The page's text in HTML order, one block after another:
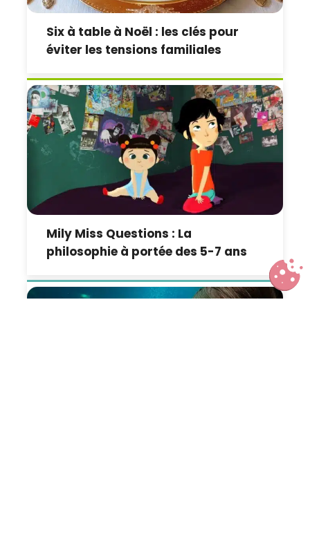
Six à table à Noël : les clés pour
éviter les tensions familiales
Mily Miss Questions : La
philosophie à portée des 5-7 ans